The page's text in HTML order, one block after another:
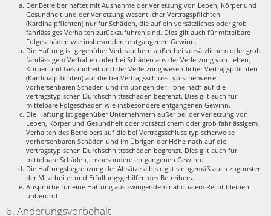
Der Betreiber haftet mit Ausnahme der Verletzung von Leben, Körper und
Gesundheit und der Verletzung wesentlicher Vertragspflichten
(Kardinalpflichten) nur für Schäden, die auf ein vorsätzliches oder grob
fahrlässiges Verhalten zurückzuführen sind. Dies gilt auch für mittelbare
Folgeschäden wie insbesondere entgangenen Gewinn.
Die Haftung ist gegenüber Verbrauchern außer bei vorsätzlichem oder grob
fahrlässigem Verhalten oder bei Schäden aus der Verletzung von Leben,
Körper und Gesundheit und der Verletzung wesentlicher Vertragspflichten
(Kardinalpflichten) auf die bei Vertragsschluss typischerweise
vorhersehbaren Schäden und im übrigen der Höhe nach auf die
vertragstypischen Durchschnittsschäden begrenzt. Dies gilt auch für
mittelbare Folgeschäden wie insbesondere entgangenen Gewinn.
Die Haftung ist gegenüber Unternehmern außer bei der Verletzung von
Leben, Körper und Gesundheit oder vorsätzlichem oder grob fahrlässigem
Verhalten des Betreibers auf die bei Vertragsschluss typischerweise
vorhersehbaren Schäden und im Übrigen der Höhe nach auf die
vertragstypischen Durchschnittsschäden begrenzt. Dies gilt auch für
mittelbare Schäden, insbesondere entgangenen Gewinn.
Die Haftungsbegrenzung der Absätze a bis c gilt sinngemäß auch zugunsten
der Mitarbeiter und Erfüllungsgehilfen des Betreibers.
Ansprüche für eine Haftung aus zwingendem nationalem Recht bleiben
unberührt.
6. Änderungsvorbehalt